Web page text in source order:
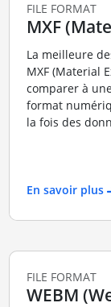
FILE FORMAT
MXF
La meilleure
MXF (Material
comparer à
format
la fois des
En savoir plus
FILE FORMAT
WEBM